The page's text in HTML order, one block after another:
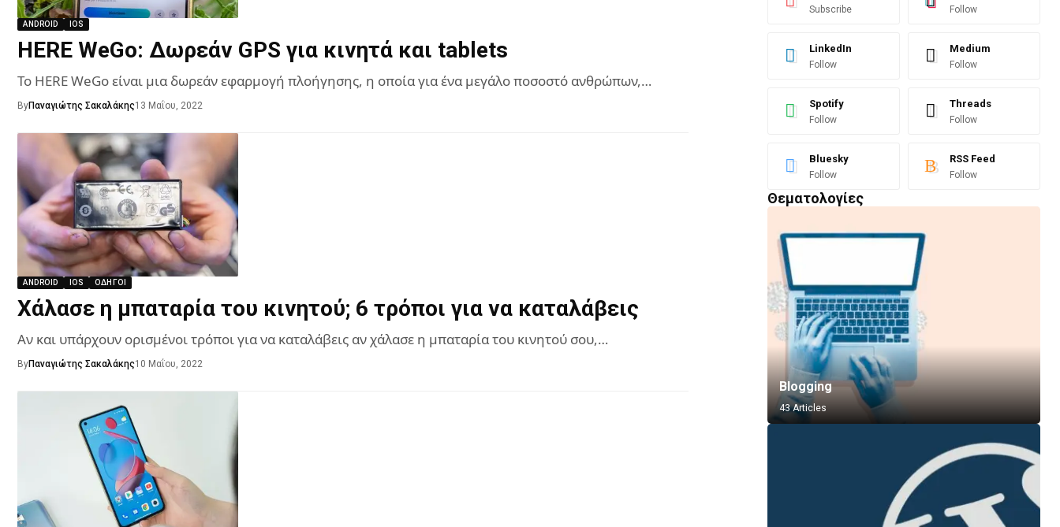
ANDROID IOS
HERE WeGo: Δωρεάν GPS για κινητά και tablets
Το HERE WeGo είναι μια δωρεάν εφαρμογή πλοήγησης, η οποία για ένα μεγάλο ποσοστό ανθρώπων,…
ByΠαναγιώτης Σακαλάκης13 Μαΐου, 2022
ANDROID IOS ΟΔΗΓΟΊ
Χάλασε η μπαταρία του κινητού; 6 τρόποι για να καταλάβεις
Αν και υπάρχουν ορισμένοι τρόποι για να καταλάβεις αν χάλασε η μπαταρία του κινητού σου,…
ByΠαναγιώτης Σακαλάκης10 Μαΐου, 2022
Subscribe Follow
LinkedIn
Follow
Medium
Follow
Spotify
Follow
Threads
Follow
Bluesky
Follow
RSS Feed
Follow
Θεματολογίες
Blogging
43 Articles